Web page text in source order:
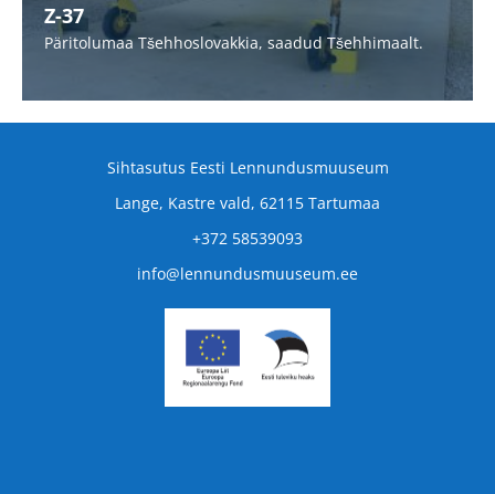
Treeninglennukid
Eriotstarbelised lennukid
Õhutõrjerelvad
Eesti Lennupäevad 2027
Z-37
Päritolumaa Tšehhoslovakkia, saadud Tšehhimaalt.
Sihtasutus Eesti Lennundusmuuseum
Lange, Kastre vald, 62115 Tartumaa
+372 58539093
info@lennundusmuuseum.ee